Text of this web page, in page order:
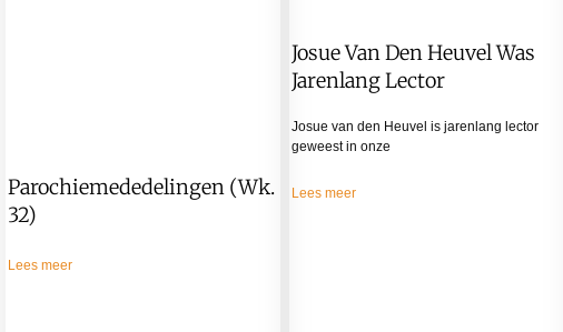
Parochiemededelingen (wk.
32)
Lees meer
Josue Van Den Heuvel Was
Jarenlang Lector
Josue van den Heuvel is jarenlang lector
geweest in onze
Lees meer